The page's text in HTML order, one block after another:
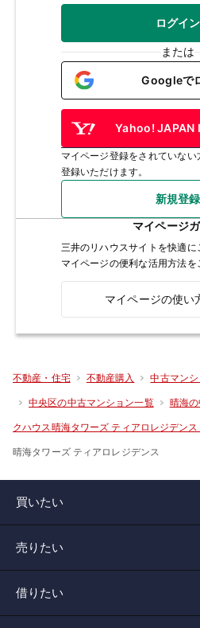
ログイン
または
Googleで
Yahoo! JAPAN
マイページ登録をされていな
登録いただけます。
新規登録
マイページ
三井のリハウスサイトを快適
マイページの便利な活用方法を
マイページの使い
不動産・住宅 不動産購入 中古マンシ
中央区の中古マンション一覧 晴海
クハウス晴海タワーズ ティアロレジデンス
晴海タワーズ ティアロレジデンス
買いたい
売りたい
借りたい